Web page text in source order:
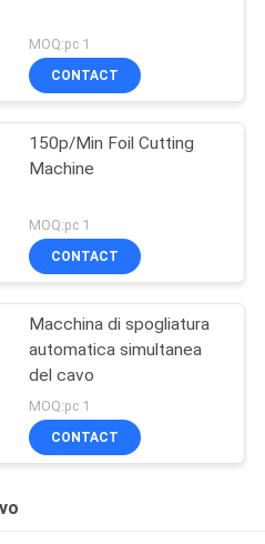
MOQ:pc 1
CONTACT
150p/Min Foil Cutting
Machine
MOQ:pc 1
CONTACT
Macchina di spogliatura
automatica simultanea
del cavo
MOQ:pc 1
CONTACT